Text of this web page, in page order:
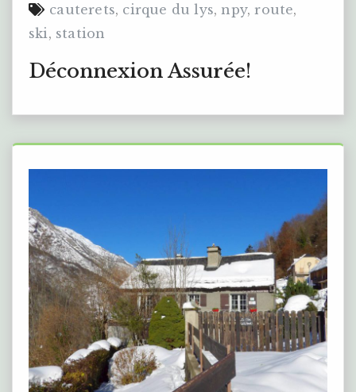
cauterets, cirque du lys, npy, route,
ski , station
Déconnexion Assurée!